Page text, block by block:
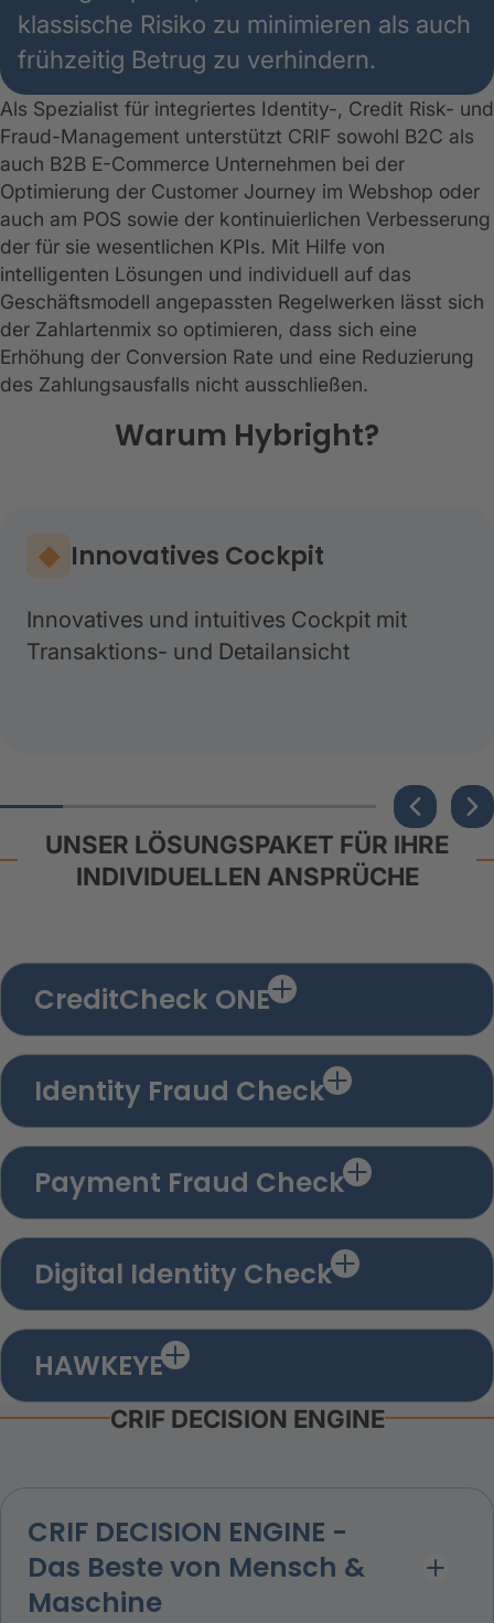
klassische Risiko zu minimieren als auch
frühzeitig Betrug zu verhindern.
Als Spezialist für integriertes Identity-, Credit Risk- und
Fraud-Management unterstützt CRIF sowohl B2C als
auch B2B E-Commerce Unternehmen bei der
Optimierung der Customer Journey im Webshop oder
auch am POS sowie der kontinuierlichen Verbesserung
der für sie wesentlichen KPIs. Mit Hilfe von
intelligenten Lösungen und individuell auf das
Geschäftsmodell angepassten Regelwerken lässt sich
der Zahlartenmix so optimieren, dass sich eine
Erhöhung der Conversion Rate und eine Reduzierung
des Zahlungsausfalls nicht ausschließen.
Warum Hybright?
Innovatives Cockpit
Innovatives und intuitives Cockpit mit
Transaktions- und Detailansicht
UNSER LÖSUNGSPAKET FÜR IHRE
INDIVIDUELLEN ANSPRÜCHE
CreditCheck ONE
Identity Fraud Check
Payment Fraud Check
Digital Identity Check
HAWKEYE
CRIF DECISION ENGINE
CRIF DECISION ENGINE -
Das Beste von Mensch &
Maschine